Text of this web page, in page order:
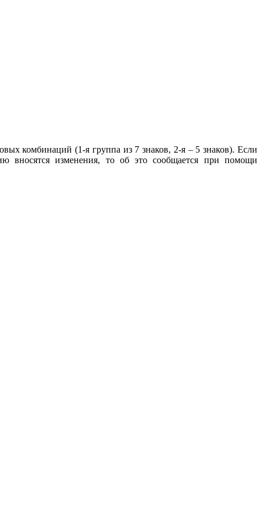
комбинаций (1-я группа из 7 знаков, 2-я – 5 знаков). Если
вносятся изменения, то об это сообщается при помощи